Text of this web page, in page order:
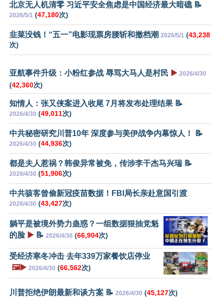
北京无人机清零 习近平安全焦虑是中国经济最大暗礁 📝
2026/5/1 (47,180次)
韭菜没钱！“五一”电影现票房腰斩和撤档潮 2026/5/1 (43,238
次)
亚航事件升级：小粉红参战 辱骂大马人是村民 ▶️ 2026/4/30
(42,360次)
知情人：张又侠案进入收尾 7月将发布处理结果 📝
2026/4/30 (49,011次)
中共秘密研究川普10年 深度参与美伊战争内幕惊人！ 📝
2026/4/30 (44,936次)
都是夫人惹祸？韩俊异常被免，传涉李干杰马兴瑞 📝
2026/4/30 (51,906次)
中共骇客曾偷新冠疫苗数据！FBI局长亲赴意国引渡
2026/4/30 (43,427次)
躺平是被境外势力蛊惑？一组数据狠抽党魁
的脸 ▶️ 📝 2026/4/30 (66,904次)
受经济寒冬冲击 去年339万家餐饮店停业
🖼️▶️ 2026/4/30 (66,562次)
川普拒绝伊朗最新和谈方案 📝 2026/4/30 (45,127次)